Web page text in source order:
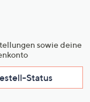
sowie deine
Status